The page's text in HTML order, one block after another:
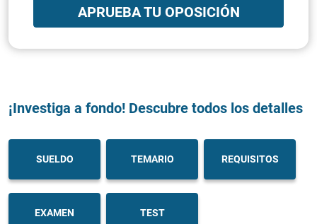
APRUEBA TU OPOSICIÓN
¡Investiga a fondo! Descubre todos los detalles
SUELDO TEMARIO REQUISITOS
EXAMEN TEST